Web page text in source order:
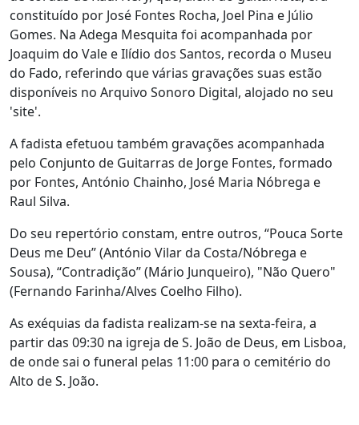
constituído por José Fontes Rocha, Joel Pina e Júlio
Gomes. Na Adega Mesquita foi acompanhada por
Joaquim do Vale e Ilídio dos Santos, recorda o Museu
do Fado, referindo que várias gravações suas estão
disponíveis no Arquivo Sonoro Digital, alojado no seu
'site'.
A fadista efetuou também gravações acompanhada
pelo Conjunto de Guitarras de Jorge Fontes, formado
por Fontes, António Chainho, José Maria Nóbrega e
Raul Silva.
Do seu repertório constam, entre outros, “Pouca Sorte
Deus me Deu” (António Vilar da Costa/Nóbrega e
Sousa), “Contradição” (Mário Junqueiro), "Não Quero"
(Fernando Farinha/Alves Coelho Filho).
As exéquias da fadista realizam-se na sexta-feira, a
partir das 09:30 na igreja de S. João de Deus, em Lisboa,
de onde sai o funeral pelas 11:00 para o cemitério do
Alto de S. João.